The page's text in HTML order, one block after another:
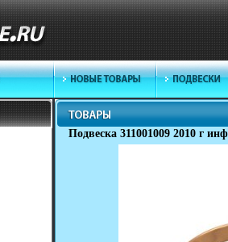
Подвеска 311001009 2010 г